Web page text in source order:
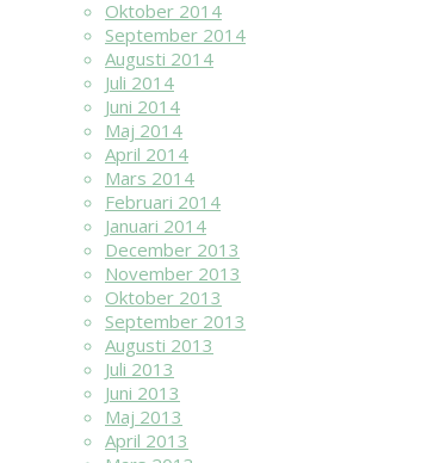
Oktober 2014
September 2014
Augusti 2014
Juli 2014
Juni 2014
Maj 2014
April 2014
Mars 2014
Februari 2014
Januari 2014
December 2013
November 2013
Oktober 2013
September 2013
Augusti 2013
Juli 2013
Juni 2013
Maj 2013
April 2013